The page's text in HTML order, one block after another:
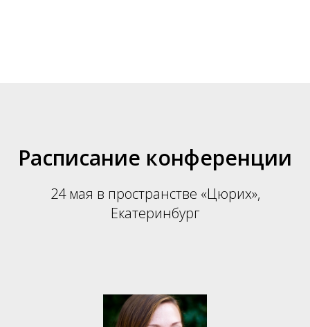
Расписание конференции
24 мая в пространстве «Цюрих»,
Екатеринбург